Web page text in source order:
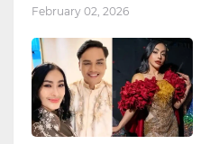
February 02, 2026